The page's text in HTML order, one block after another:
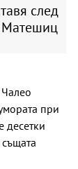
след
Матешиц
при
десетки
е от Кричим
са последните
в които цените ще